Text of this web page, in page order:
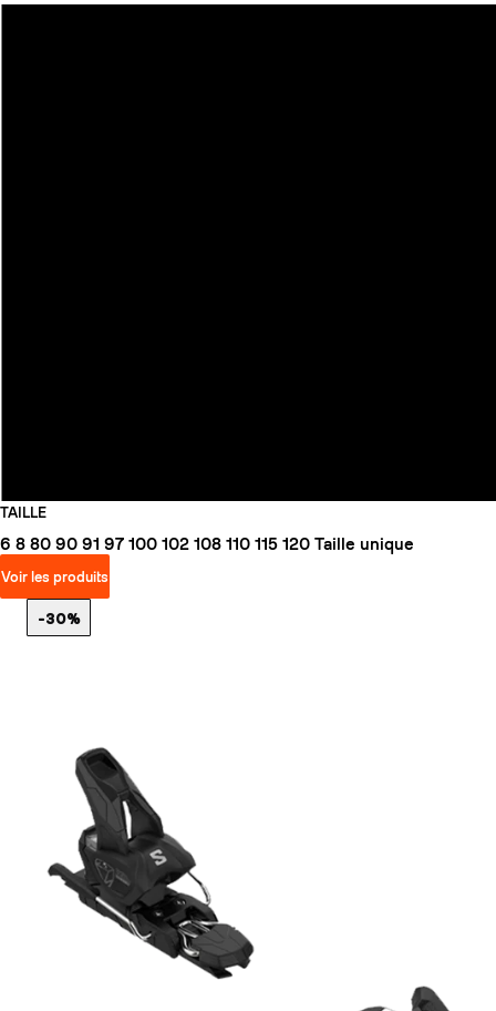
TAILLE
6 8 80 90 91 97 100 102 108 110 115 120 Taille unique
Voir les produits
-30%